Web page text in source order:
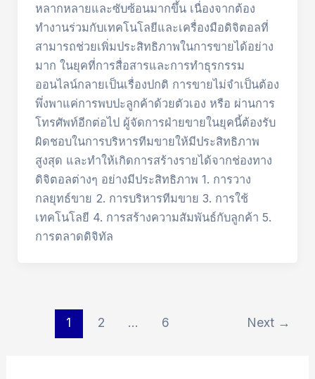
หลากหลายและซับซ้อนมากขึ้น เนื่องจากต้อง
ทำงานร่วมกับเทคโนโลยีและเครื่องมือดิจิตอลที่
สามารถช่วยเพิ่มประสิทธิภาพในการขายได้อย่าง
มาก ในยุคที่การสื่อสารและการทำธุรกรรม
ออนไลน์กลายเป็นเรื่องปกติ การขายไม่จำเป็นต้อง
พึ่งพาแค่การพบปะลูกค้าด้วยตัวเอง หรือ ผ่านการ
โทรศัพท์อีกต่อไป ผู้จัดการฝ่ายขายในยุคนี้ต้องรับ
ผิดชอบในการบริหารทีมขายให้มีประสิทธิภาพ
สูงสุด และทำให้เกิดการสร้างรายได้จากช่องทาง
ดิจิตอลต่างๆ อย่างมีประสิทธิภาพ 1. การวาง
กลยุทธ์ขาย 2. การบริหารทีมขาย 3. การใช้
เทคโนโลยี 4. การสร้างความสัมพันธ์กับลูกค้า 5.
การตลาดดิจิทัล
pagination
1 2 … 6 Next →